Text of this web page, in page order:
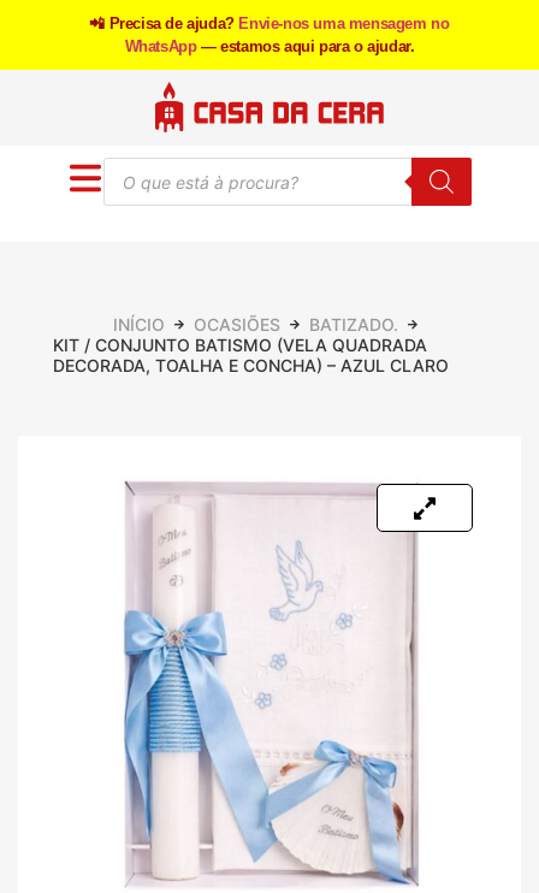
📲 Precisa de ajuda? Envie-nos uma mensagem no
WhatsApp — estamos aqui para o ajudar.
INÍCIO OCASIÕES
BATIZADO.
KIT / CONJUNTO BATISMO (VELA QUADRADA
DECORADA, TOALHA E CONCHA) – AZUL CLARO